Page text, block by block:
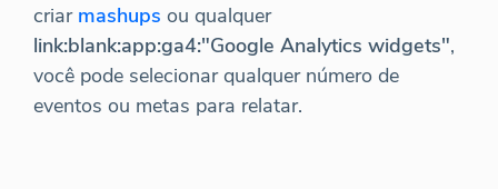
criar mashups ou qualquer
link:blank:app:ga4:"Google Analytics widgets",
você pode selecionar qualquer número de
eventos ou metas para relatar.